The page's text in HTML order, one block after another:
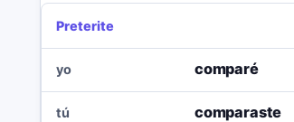
Preterite
yo comparé
tú comparaste